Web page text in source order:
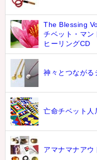
The Blessing
チベット・マン
ヒーリングCD
神々とつながる
亡命チベット人
アマナマナアウ